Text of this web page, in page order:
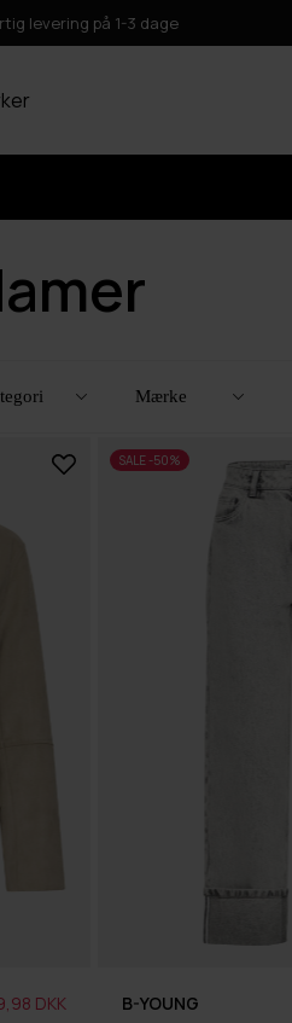
levering på 1-3 dage
Mærke
DKK
SALE -50%
B-YOUNG